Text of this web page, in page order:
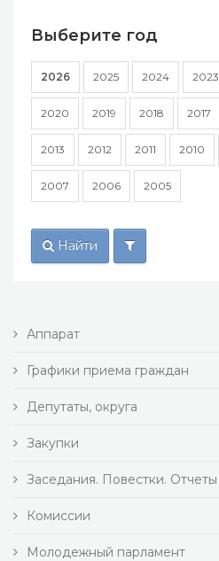
Выберите год
2026 2025 2024 2023
2020 2019 2018 2017
2013 2012 2011 2010
2007 2006 2005
Найти
Аппарат
Графики приема граждан
Депутаты, округа
Закупки
Заседания. Повестки. Отчеты
Комиссии
Молодежный парламент